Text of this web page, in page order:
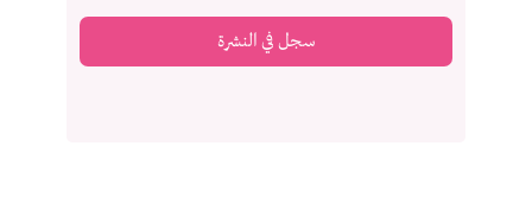
سجل في النشرة